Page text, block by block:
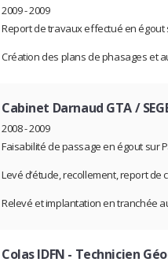
2009 - 2009
Report de travaux effectué en égout
Création des plans de phasages et
Cabinet Darnaud GTA /
2008 - 2009
Faisabilité de passage en égout sur
Levé d’étude, recollement, report de
Relevé et implantation en tranchée
Colas IDFN - Technicien